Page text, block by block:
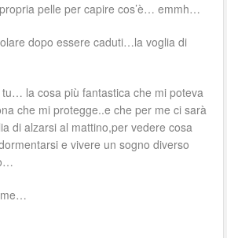
pelle per capire cos’è… emmh…
dopo essere caduti…la voglia di
tu… la cosa più fantastica che mi poteva
che mi protegge..e che per me ci sarà
di alzarsi al mattino,per vedere cosa
e vivere un sogno diverso
me…